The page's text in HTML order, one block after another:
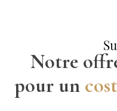
Notre
pour un